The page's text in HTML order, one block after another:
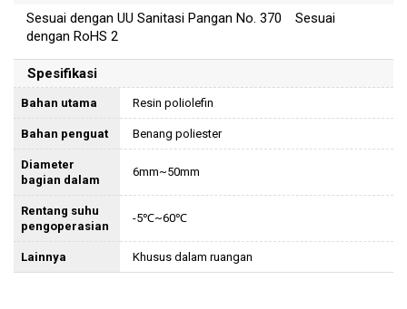
Sesuai dengan UU Sanitasi Pangan No. 370 Sesuai
dengan RoHS 2
Spesifikasi
Bahan utama Resin poliolefin
Bahan penguat Benang poliester
Diameter
bagian dalam
6mm~50mm
Rentang suhu
pengoperasian
-5℃~60℃
Lainnya Khusus dalam ruangan